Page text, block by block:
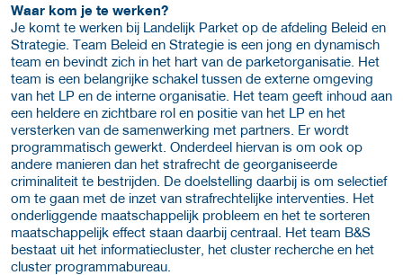
Waar kom je te werken?
Je komt te werken bij Landelijk Parket op de afdeling Beleid en
Strategie. Team Beleid en Strategie is een jong en dynamisch
team en bevindt zich in het hart van de parketorganisatie. Het
team is een belangrijke schakel tussen de externe omgeving
van het LP en de interne organisatie. Het team geeft inhoud aan
een heldere en zichtbare rol en positie van het LP en het
versterken van de samenwerking met partners. Er wordt
programmatisch gewerkt. Onderdeel hiervan is om ook op
andere manieren dan het strafrecht de georganiseerde
criminaliteit te bestrijden. De doelstelling daarbij is om selectief
om te gaan met de inzet van strafrechtelijke interventies. Het
onderliggende maatschappelijk probleem en het te sorteren
maatschappelijk effect staan daarbij centraal. Het team B&S
bestaat uit het informatiecluster, het cluster recherche en het
cluster programmabureau.